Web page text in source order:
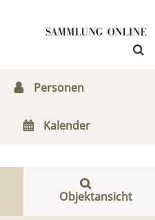
Personen
Kalender
Objektansicht